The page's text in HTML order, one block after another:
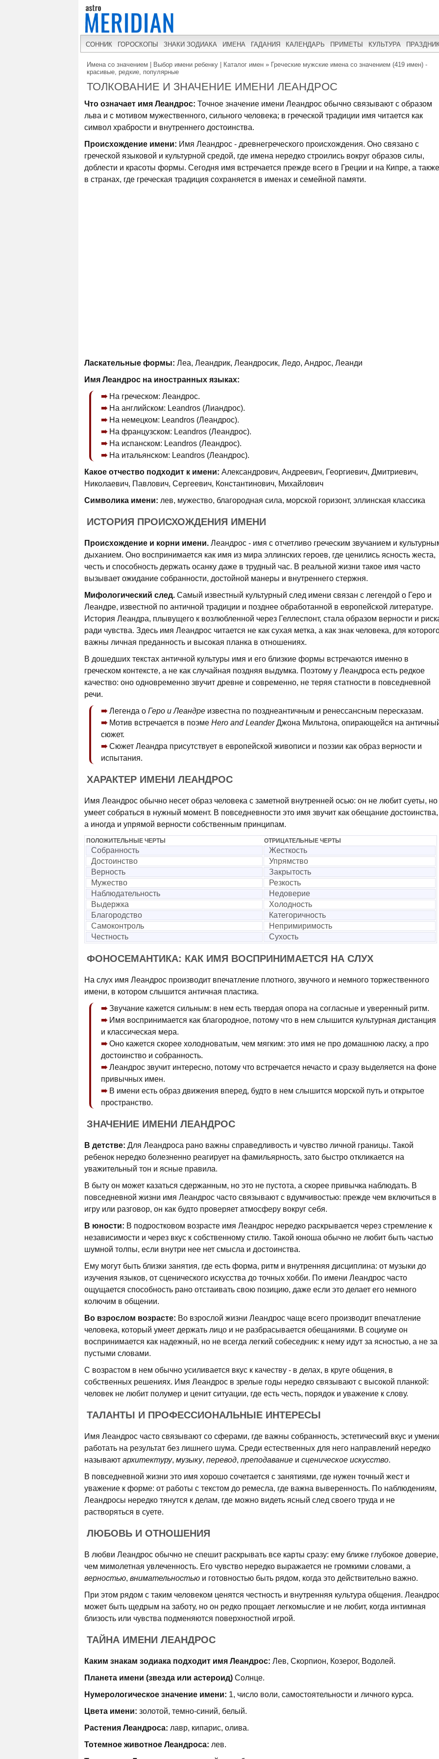
СОННИК ГОРОСКОПЫ ЗНАКИ ЗОДИАКА ИМЕНА ГАДАНИЯ КАЛЕНДАРЬ ПРИМЕТЫ КУЛЬТУРА
Имена со значением | Выбор имени ребенку | Каталог имен » Греческие мужские имена со значением (419 имен) -
красивые, редкие, популярные
ТОЛКОВАНИЕ И ЗНАЧЕНИЕ ИМЕНИ ЛЕАНДРОС
Что означает имя Леандрос: Точное значение имени Леандрос обычно связывают с образом
льва и с мотивом мужественного, сильного человека; в греческой традиции имя читается как
символ храбрости и внутреннего достоинства.
Происхождение имени: Имя Леандрос - древнегреческого происхождения. Оно связано с
греческой языковой и культурной средой, где имена нередко строились вокруг образов силы,
доблести и красоты формы. Сегодня имя встречается прежде всего в Греции и на Кипре, а также
в странах, где греческая традиция сохраняется в именах и семейной памяти.
Ласкательные формы: Леа, Леандрик, Леандросик, Ледо, Андрос, Леанди
Имя Леандрос на иностранных языках:
На греческом: Леандрос.
На английском: Leandros (Лиандрос).
На немецком: Leandros (Леандрос).
На французском: Leandros (Леандрос).
На испанском: Leandros (Леандрос).
На итальянском: Leandros (Леандрос).
Какое отчество подходит к имени: Александрович, Андреевич, Георгиевич, Дмитриевич,
Николаевич, Павлович, Сергеевич, Константинович, Михайлович
Символика имени: лев, мужество, благородная сила, морской горизонт, эллинская классика
ИСТОРИЯ ПРОИСХОЖДЕНИЯ ИМЕНИ
Происхождение и корни имени. Леандрос - имя с отчетливо греческим звучанием и
дыханием. Оно воспринимается как имя из мира эллинских героев, где ценились ясность жеста,
честь и способность держать осанку даже в трудный час. В реальной жизни такое имя часто
вызывает ожидание собранности, достойной манеры и внутреннего стержня.
Мифологический след. Самый известный культурный след имени связан с легендой о Геро и
Леандре, известной по античной традиции и позднее обработанной в европейской литературе.
История Леандра, плывущего к возлюбленной через Геллеспонт, стала образом верности и
ради чувства. Здесь имя Леандрос читается не как сухая метка, а как знак человека, для
важны личная преданность и высокая планка в отношениях.
В дошедших текстах античной культуры имя и его близкие формы встречаются именно в
греческом контексте, а не как случайная поздняя выдумка. Поэтому у Леандроса есть редкое
качество: оно одновременно звучит древне и современно, не теряя статности в повседневной
речи.
Легенда о Геро и Леандре известна по позднеантичным и ренессансным пересказам.
Мотив встречается в поэме Hero and LeanderДжона Мильтона, опирающейся на
сюжет.
Сюжет Леандра присутствует в европейской живописи и поэзии как образ верности и
испытания.
ХАРАКТЕР ИМЕНИ ЛЕАНДРОС
Имя Леандрос обычно несет образ человека с заметной внутренней осью: он не любит суеты, но
умеет собраться в нужный момент. В повседневности это имя звучит как обещание достоинства,
а иногда и упрямой верности собственным принципам.
ПОЛОЖИТЕЛЬНЫЕ ЧЕРТЫ ОТРИЦАТЕЛЬНЫЕ ЧЕРТЫ
Собранность
Жесткость
Достоинство
Упрямство
Верность
Закрытость
Мужество
Резкость
Наблюдательность
Недоверие
Выдержка
Холодность
Благородство
Категоричность
Самоконтроль
Непримиримость
Честность
Сухость
ФОНОСЕМАНТИКА: КАК ИМЯ ВОСПРИНИМАЕТСЯ НА СЛУХ
На слух имя Леандрос производит впечатление плотного, звучного и немного торжественного
имени, в котором слышится античная пластика.
Звучание кажется сильным: в нем есть твердая опора на согласные и уверенный ритм.
Имя воспринимается как благородное, потому что в нем слышится культурная дистанция
и классическая мера.
Оно кажется скорее холодноватым, чем мягким: это имя не про домашнюю ласку, а про
достоинство и собранность.
Леандрос звучит интересно, потому что встречается нечасто и сразу выделяется на фоне
привычных имен.
В имени есть образ движения вперед, будто в нем слышится морской путь и открытое
пространство.
ЗНАЧЕНИЕ ИМЕНИ ЛЕАНДРОС
В детстве: Для Леандроса рано важны справедливость и чувство личной границы. Такой
ребенок нередко болезненно реагирует на фамильярность, зато быстро откликается на
уважительный тон и ясные правила.
В быту он может казаться сдержанным, но это не пустота, а скорее привычка наблюдать. В
повседневной жизни имя Леандрос часто связывают с вдумчивостью: прежде чем включиться в
игру или разговор, он как будто проверяет атмосферу вокруг себя.
В юности: В подростковом возрасте имя Леандрос нередко раскрывается через стремление к
независимости и через вкус к собственному стилю. Такой юноша обычно не любит быть частью
шумной толпы, если внутри нее нет смысла и достоинства.
Ему могут быть близки занятия, где есть форма, ритм и внутренняя дисциплина: от музыки до
изучения языков, от сценического искусства до точных хобби. По имени Леандрос часто
ощущается способность рано отстаивать свою позицию, даже если это делает его немного
колючим в общении.
Во взрослом возрасте: Во взрослой жизни Леандрос чаще всего производит впечатление
человека, который умеет держать лицо и не разбрасывается обещаниями. В социуме он
воспринимается как надежный, но не всегда легкий собеседник: к нему идут за ясностью, а не за
пустыми словами.
С возрастом в нем обычно усиливается вкус к качеству - в делах, в круге общения, в
собственных решениях. Имя Леандрос в зрелые годы нередко связывают с высокой планкой:
человек не любит полумер и ценит ситуации, где есть честь, порядок и уважение к слову.
ТАЛАНТЫ И ПРОФЕССИОНАЛЬНЫЕ ИНТЕРЕСЫ
Имя Леандрос часто связывают со сферами, где важны собранность, эстетический вкус и
работать на результат без лишнего шума. Среди естественных для него направлений нередко
называют архитектуру, музыку, перевод, преподавание и сценическое искусство.
В повседневной жизни это имя хорошо сочетается с занятиями, где нужен точный жест и
уважение к форме: от работы с текстом до ремесла, где важна выверенность. По наблюдениям,
Леандросы нередко тянутся к делам, где можно видеть ясный след своего труда и не
растворяться в суете.
ЛЮБОВЬ И ОТНОШЕНИЯ
В любви Леандрос обычно не спешит раскрывать все карты сразу: ему ближе глубокое доверие,
чем мимолетная увлеченность. Его чувство нередко выражается не громкими словами, а
верностью, внимательностью и готовностью быть рядом, когда это действительно важно.
При этом рядом с таким человеком ценятся честность и внутренняя культура общения.
может быть щедрым на заботу, но он редко прощает легкомыслие и не любит, когда интимная
близость или чувства подменяются поверхностной игрой.
ТАЙНА ИМЕНИ ЛЕАНДРОС
Каким знакам зодиака подходит имя Леандрос: Лев, Скорпион, Козерог, Водолей.
Планета имени (звезда или астероид) Солнце.
Нумерологическое значение имени: 1, число воли, самостоятельности и личного курса.
Цвета имени: золотой, темно-синий, белый.
Растения Леандроса: лавр, кипарис, олива.
Тотемное животное Леандроса: лев.